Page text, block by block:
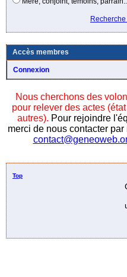
Accès membres
Connexion
Nous cherchons des
pour relever des actes
autres). Pour rejoindre
merci de nous contacter par
Top